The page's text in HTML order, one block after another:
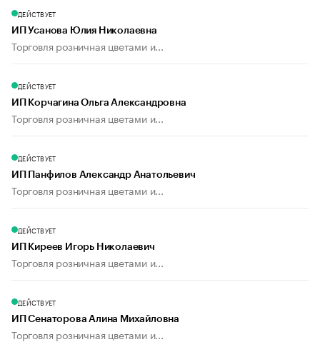
ДЕЙСТВУЕТ
ИП Усанова Юлия Николаевна
Торговля розничная цветами и...
ДЕЙСТВУЕТ
ИП Корчагина Ольга Александровна
Торговля розничная цветами и...
ДЕЙСТВУЕТ
ИП Панфилов Александр Анатольевич
Торговля розничная цветами и...
ДЕЙСТВУЕТ
ИП Киреев Игорь Николаевич
Торговля розничная цветами и...
ДЕЙСТВУЕТ
ИП Сенаторова Алина Михайловна
Торговля розничная цветами и...